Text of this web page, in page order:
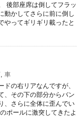
後部座席は倒してフラッ
動かしてさらに前に倒し
やってギリギリ載ったと
車
ドの右リアなんですが、
、その下の部分からバン
、さらに全体に歪んでい
ポールに激突してきたよ